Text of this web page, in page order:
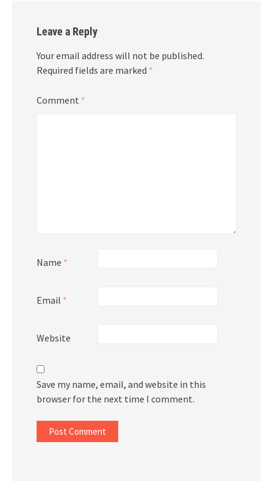
Leave a Reply
Your email address will not be published.
Required fields are marked *
Comment *
Name *
Email *
Website
Save my name, email, and website in this
browser for the next time I comment.